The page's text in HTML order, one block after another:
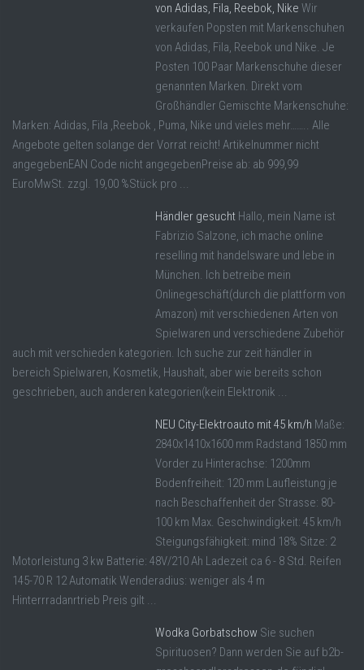
von Adidas, Fila, Reebok, Nike Wir
verkaufen Popsten mit Markenschuhen
von Adidas, Fila, Reebok und Nike. Je
Posten 100 Paar Markenschuhe dieser
genannten Marken. Direkt vom
Großhändler Gemischte Markenschuhe:
Marken: Adidas, Fila ,Reebok , Puma, Nike und vieles mehr…….. Alle
Angebote gelten solange der Vorrat reicht! Artikelnummer nicht
angegebenEAN Code nicht angegebenPreise ab: ab 999,99
EuroMwSt. zzgl. 19,00 %Stück pro ...
Händler gesucht Hallo, mein Name ist
Fabrizio Salzone, ich mache online
reselling mit handelsware und lebe in
München. Ich betreibe mein
Onlinegeschäft(durch die plattform von
Amazon) mit verschiedenen Arten von
Spielwaren und verschiedene Zubehör
auch mit verschieden kategorien. Ich suche zur zeit händler in
bereich Spielwaren, Kosmetik, Haushalt, aber wie bereits schon
geschrieben, auch anderen kategorien(kein Elektronik ...
NEU City-Elektroauto mit 45 km/h Maße:
2840x1410x1600 mm Radstand 1850 mm
Vorder zu Hinterachse: 1200mm
Bodenfreiheit: 120 mm Laufleistung je
nach Beschaffenheit der Strasse: 80-
100 km Max. Geschwindigkeit: 45 km/h
Steigungsfähigkeit: mind 18% Sitze: 2
Motorleistung 3 kw Batterie: 48V/210 Ah Ladezeit ca 6 - 8 Std. Reifen
145-70 R 12 Automatik Wenderadius: weniger als 4 m
Hinterrradanrtrieb Preis gilt ...
Wodka Gorbatschow Sie suchen
Spirituosen? Dann werden Sie auf b2b-